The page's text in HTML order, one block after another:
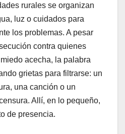
rurales se organizan
luz o cuidados para
los problemas. A pesar
contra quienes
acecha, la palabra
grietas para filtrarse: un
una canción o un
Allí, en lo pequeño,
de presencia.